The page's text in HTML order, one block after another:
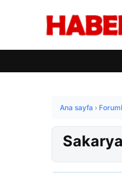
Ana sayfa ›